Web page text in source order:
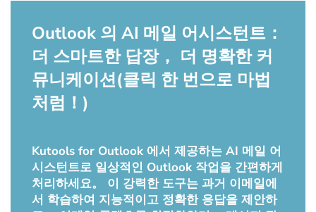
Outlook 의 AI 메일 어시스턴트：
더 스마트한 답장， 더 명확한 커
뮤니케이션(클릭 한 번으로 마법
처럼！)
Kutools for Outlook 에서 제공하는 AI 메일 어
시스턴트로 일상적인 Outlook 작업을 간편하게
처리하세요。 이 강력한 도구는 과거 이메일에
서 학습하여 지능적이고 정확한 응답을 제안하